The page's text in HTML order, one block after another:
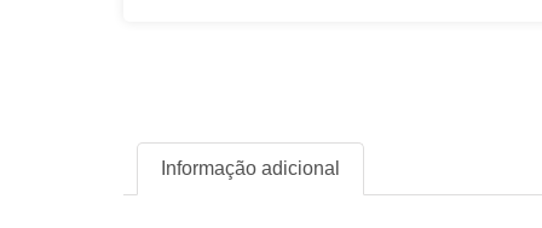
Informação adicional